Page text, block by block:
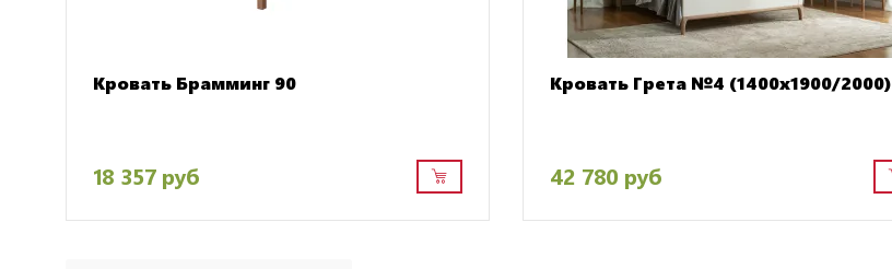
Кровать Брамминг 90
18 357 руб
Кровать Грета №4 (1400х1900/2000)
42 780 руб